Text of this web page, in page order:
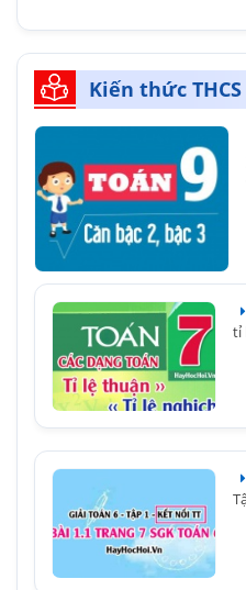
Kiến thức THCS
tỉ